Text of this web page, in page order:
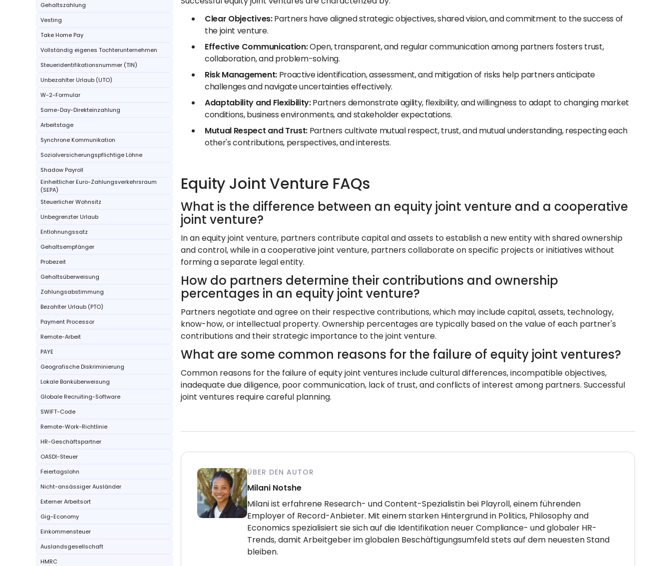
Gehaltszahlung
Vesting
Take Home Pay
Vollständig eigenes Tochterunternehmen
Steueridentifikationsnummer (TIN)
Unbezahlter Urlaub (UTO)
W-2-Formular
Same-Day-Direkteinzahlung
Arbeitstage
Synchrone Kommunikation
Sozialversicherungspflichtige Löhne
Shadow Payroll
Einheitlicher Euro-Zahlungsverkehrsraum
(SEPA)
Steuerlicher Wohnsitz
Unbegrenzter Urlaub
Entlohnungssatz
Gehaltsempfänger
Probezeit
Gehaltsüberweisung
Zahlungsabstimmung
Bezahlter Urlaub (PTO)
Payment Processor
Remote-Arbeit
PAYE
Geografische Diskriminierung
Lokale Banküberweisung
Globale Recruiting-Software
SWIFT-Code
Remote-Work-Richtlinie
HR-Geschäftspartner
OASDI-Steuer
Feiertagslohn
Nicht-ansässiger Ausländer
Externer Arbeitsort
Gig-Economy
Einkommensteuer
Auslandsgesellschaft
HMRC
Clear Objectives:Partners have aligned strategic objectives, shared vision, and commitment to the success of
the joint venture.
Effective Communication:Open, transparent, and regular communication among partners fosters trust,
collaboration, and problem-solving.
Risk Management:Proactive identification, assessment, and mitigation of risks help partners anticipate
challenges and navigate uncertainties effectively.
Adaptability and Flexibility:Partners demonstrate agility, flexibility, and willingness to adapt to changing market
conditions, business environments, and stakeholder expectations.
Mutual Respect and Trust: Partners cultivate mutual respect, trust, and mutual understanding, respecting each
other's contributions, perspectives, and interests.
Equity Joint Venture FAQs
What is the difference between an equity joint venture and a cooperative
joint venture?
In an equity joint venture, partners contribute capital and assets to establish a new entity with shared ownership
and control, while in a cooperative joint venture, partners collaborate on specific projects or initiatives without
forming a separate legal entity.
How do partners determine their contributions and ownership
percentages in an equity joint venture?
Partners negotiate and agree on their respective contributions, which may include capital, assets, technology,
know-how, or intellectual property. Ownership percentages are typically based on the value of each partner's
contributions and their strategic importance to the joint venture.
What are some common reasons for the failure of equity joint ventures?
Common reasons for the failure of equity joint ventures include cultural differences, incompatible objectives,
inadequate due diligence, poor communication, lack of trust, and conflicts of interest among partners. Successful
joint ventures require careful planning.
ÜBER DEN AUTOR
Milani Notshe
Milani ist erfahrene Research- und Content-Spezialistin bei Playroll, einem führenden
Employer of Record-Anbieter. Mit einem starken Hintergrund in Politics, Philosophy and
Economics spezialisiert sie sich auf die Identifikation neuer Compliance- und globaler HR-
Trends, damit Arbeitgeber im globalen Beschäftigungsumfeld stets auf dem neuesten Stand
bleiben.